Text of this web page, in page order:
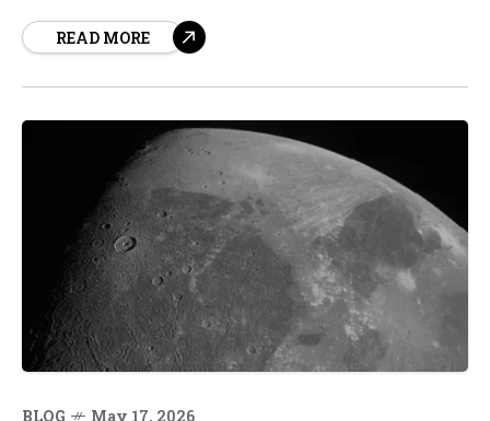
estudiada por cuatro naves espaciales. Esta ráfaga
READ MORE
BLOG May 17, 2026